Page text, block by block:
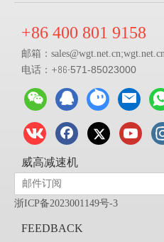
+86 400 801 9158
邮箱： sales@wgt.net.cn;
电话：+86-571-85023000
威高减速机
浙ICP备2023001149号-3
FEEDBACK